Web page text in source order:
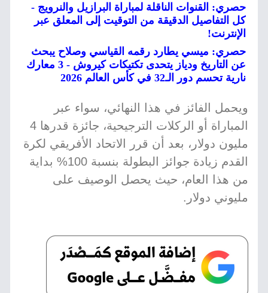
حصري: القنوات الناقلة لمباراة البرازيل والنرويج -
كل التفاصيل الدقيقة من التوقيت إلى المعلق عبر
الإنترنت!
حصري: ميسي يطارد رقمه القياسي وصلاح يبحث
عن التاريخ ودياز يتحدى تكتيكات كيروش - 3 معارك
نارية تحسم دور الـ32 في كأس العالم 2026
ويحمل الفائز في هذا النهائي، سواء عبر
المباراة أو الركلات الترجيحية، جائزة قدرها 4
مليون دولار، بعد أن قرر الاتحاد الأفريقي لكرة
القدم زيادة جوائز البطولة بنسبة 100% بداية
من هذا العام، حيث يحصل الوصيف على
مليوني دولار.